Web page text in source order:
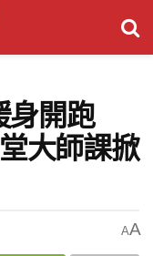
身開跑
大師課掀
AA